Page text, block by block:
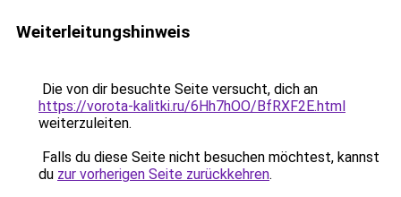
Weiterleitungshinweis
Die von dir besuchte Seite versucht, dich an
https://vorota-kalitki.ru/6Hh7hOO/BfRXF2E.html
weiterzuleiten.
Falls du diese Seite nicht besuchen möchtest, kannst
du zur vorherigen Seite zurückkehren.